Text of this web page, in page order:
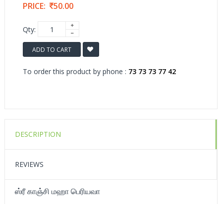
PRICE: 50.00
Qty:
ADD TO CART
To order this product by phone : 73 73 73 77 42
DESCRIPTION
REVIEWS
ஸ்ரீ காஞ்சி மஹா பெரியவா